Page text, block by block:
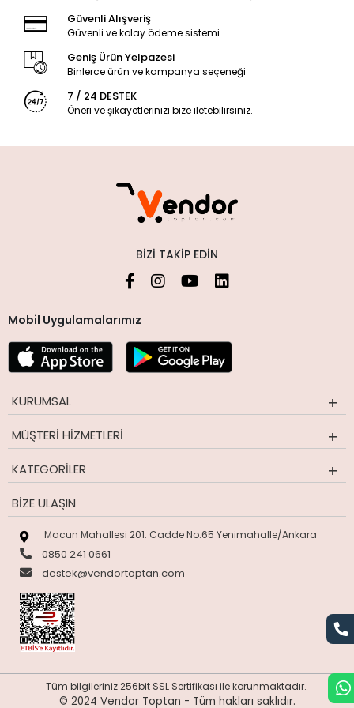
Güvenli Alışveriş
Güvenli ve kolay ödeme sistemi
Geniş Ürün Yelpazesi
Binlerce ürün ve kampanya seçeneği
7 / 24 DESTEK
Öneri ve şikayetlerinizi bize iletebilirsiniz.
BIZI TAKIP EDIN
Mobil Uygulamalarımız
KURUMSAL
MÜŞTERI HIZMETLERI
KATEGORILER
BIZE ULAŞIN
Macun Mahallesi 201. Cadde No:65 Yenimahalle/Ankara
0850 241 0661
destek@vendortoptan.com
Tüm bilgileriniz 256bit SSL Sertifikası ile korunmaktadır.
© 2024 Vendor Toptan - Tüm hakları saklıdır.